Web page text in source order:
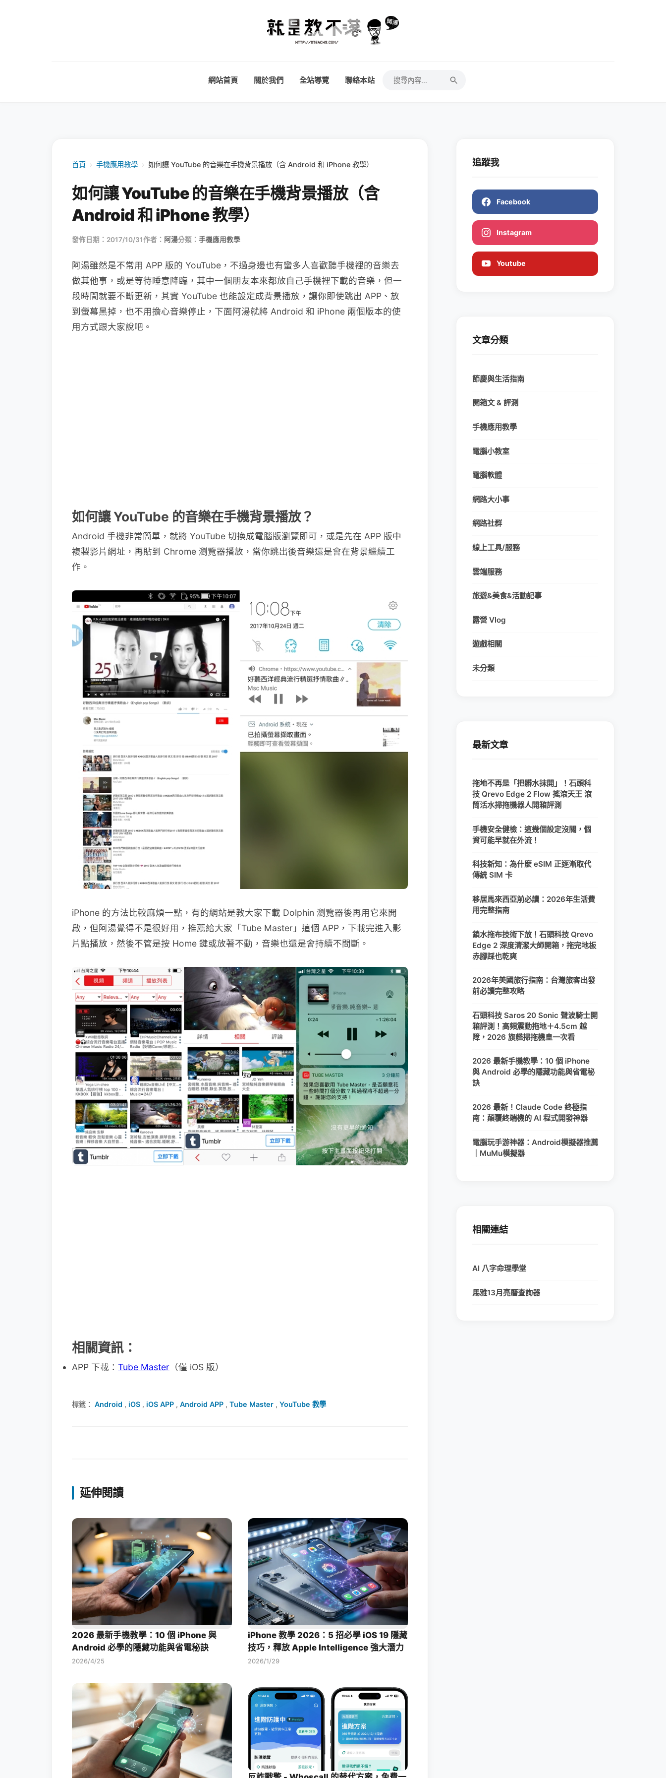
網站首頁 關於我們 全站導覽 聯絡本站
首頁 › 手機應用教學 › 如何讓 YouTube 的音樂在手機背景播放（含 Android 和 iPhone 教學）
如何讓 YouTube 的音樂在手機背景播放（含
Android 和 iPhone 教學）
發佈日期：2017/10/31作者： 阿湯分類： 手機應用教學
阿湯雖然是不常用 APP 版的 YouTube，不過身邊也有蠻多人喜歡聽手機裡的音樂去
做其他事，或是等待睡意降臨，其中一個朋友本來都放自己手機裡下載的音樂，但一
段時間就要不斷更新，其實 YouTube 也能設定成背景播放，讓你即使跳出 APP、放
到螢幕黑掉，也不用擔心音樂停止，下面阿湯就將 Android 和 iPhone 兩個版本的使
用方式跟大家說吧。
如何讓 YouTube 的音樂在手機背景播放？
Android 手機非常簡單，就將 YouTube 切換成電腦版瀏覽即可，或是先在 APP 版中
複製影片網址，再貼到 Chrome 瀏覽器播放，當你跳出後音樂還是會在背景繼續工
作。
iPhone 的方法比較麻煩一點，有的網站是教大家下載 Dolphin 瀏覽器後再用它來開
啟，但阿湯覺得不是很好用，推薦給大家「Tube Master」這個 APP，下載完進入影
片點播放，然後不管是按 Home 鍵或放著不動，音樂也還是會持續不間斷。
相關資訊：
APP 下載： Tube Master （僅 iOS 版）
標籤： Android , iOS , iOS APP , Android APP , Tube Master , YouTube 教學
延伸閱讀
2026 最新手機教學：10 個 iPhone 與
Android 必學的隱藏功能與省電秘訣
2026/4/25
iPhone 教學 2026：5 招必學 iOS 19 隱藏
技巧，釋放 Apple Intelligence 強大潛力
2026/1/29
追蹤我
Facebook
Instagram
Youtube
文章分類
節慶與生活指南
開箱文 & 評測
手機應用教學
電腦小教室
電腦軟體
網路大小事
網路社群
線上工具/服務
雲端服務
旅遊&美食&活動記事
露營 Vlog
遊戲相關
未分類
最新文章
拖地不再是「把髒水抹開」！石頭科
技 Qrevo Edge 2 Flow 搖滾天王 滾
筒活水掃拖機器人開箱評測
手機安全健檢：這幾個設定沒關，個
資可能早就在外流！
科技新知：為什麼 eSIM 正逐漸取代
傳統 SIM 卡
移居馬來西亞前必讀：2026年生活費
用完整指南
鎖水拖布技術下放！石頭科技 Qrevo
Edge 2 深度清潔大師開箱，拖完地板
赤腳踩也乾爽
2026年美國旅行指南：台灣旅客出發
前必讀完整攻略
石頭科技 Saros 20 Sonic 聲波騎士開
箱評測！高頻震動拖地＋4.5cm 越
障，2026 旗艦掃拖機皇一次看
2026 最新手機教學：10 個 iPhone
與 Android 必學的隱藏功能與省電秘
訣
2026 最新！Claude Code 終極指
南：顛覆終端機的 AI 程式開發神器
電腦玩手游神器：Android模擬器推薦
｜MuMu模擬器
相關連結
AI 八字命理學堂
馬雅13月亮曆查詢器